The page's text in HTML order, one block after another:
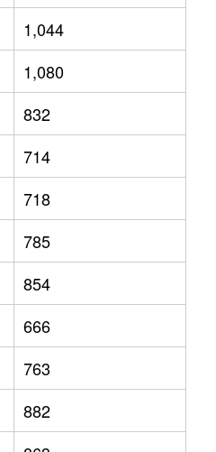
1,044
1,080
832
714
718
785
854
666
763
882